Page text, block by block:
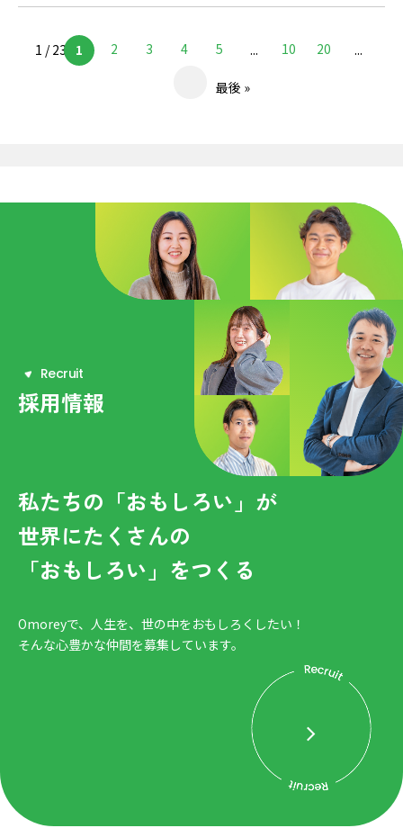
1 / 23 1 2 3 4 5 ... 10 20 ...
最後 »
Recruit
採用情報
私たちの「おもしろい」が
世界にたくさんの
「おもしろい」をつくる
Omoreyで、人生を、世の中をおもしろくしたい！
そんな心豊かな仲間を募集しています。